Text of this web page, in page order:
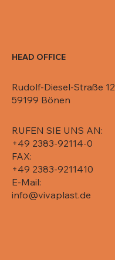
HEAD OFFICE
Rudolf-Diesel-Straße 12
59199 Bönen
RUFEN SIE UNS AN:
+49 2383-92114-0
FAX:
+49 2383-9211410
E-Mail:
info@vivaplast.de